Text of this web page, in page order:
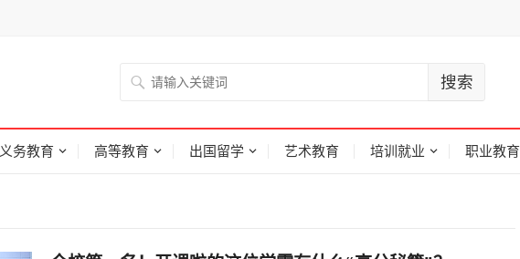
义务教育 高等教育 出国留学 艺术教育 培训就业 职业教育